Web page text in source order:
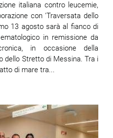
italiana contro leucemie,
con 'Traversata dello
13 agosto sarà al fianco di
in remissione da
in occasione della
dello Stretto di Messina. Tra i
di mare tra...